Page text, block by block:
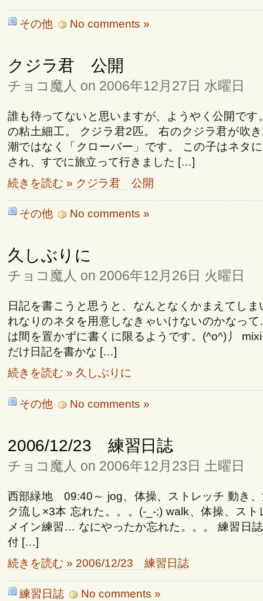
その他 No comments »
クジラ君 公開
チョコ魔人 on 2006年12月27日 水曜日
誰も待ってないと思いますが、ようやく公開です
の粘土細工。 クジラ君2匹。 右のクジラ君が吹
潮ではなく「クローバー」です。 この子はネタ
され、すでに旅立って行きました […]
続きを読む » クジラ君 公開
その他 No comments »
久しぶりに
チョコ魔人 on 2006年12月26日 火曜日
日記を書こうと思うと、なんとなくかまえてしま
れなりのネタを用意しなきゃいけないのかなっ
は間を置かずに書くに限るようです。(^o^)丿
だけ日記を書かな […]
続きを読む » 久しぶりに
その他 No comments »
2006/12/23 練習日誌
チョコ魔人 on 2006年12月23日 土曜日
西部緑地 09:40～ jog、体操、ストレッチ 動き
ク流し×3本 忘れた。。。(-_-;) walk、体操、ス
メイン練習… なにやったか忘れた。。。 練習日
付 […]
続きを読む » 2006/12/23 練習日誌
練習日誌 No comments »